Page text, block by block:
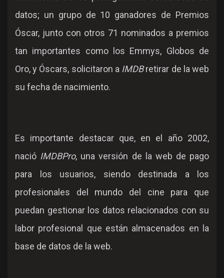
datos; un grupo de 10 ganadores de Premios
Óscar, junto con otros 71 nominados a premios
tan importantes como los Emmys, Globos de
Oro, y Óscars, solicitaron a IMDBretirar de la web
su fecha de nacimiento.
Es importante destacar que, en el año 2002,
nació IMDBPro, una versión de la web de pago
para los usuarios, siendo destinada a los
profesionales del mundo del cine para que
puedan gestionar los datos relacionados con su
labor profesional que están almacenados en la
base de datos de la web.